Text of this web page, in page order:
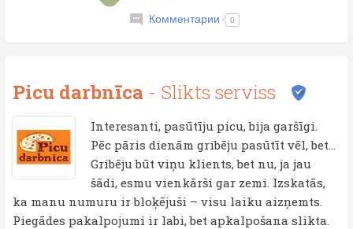
Комментарии 0
Picu darbnīca - Slikts serviss
Interesanti, pasūtīju picu, bija garšīgi.
Pēc pāris dienām gribēju pasūtīt vēl, bet...
Gribēju būt viņu klients, bet nu, ja jau
šādi, esmu vienkārši gar zemi. Izskatās,
ka manu numuru ir bloķējuši – visu laiku aizņemts.
Piegādes pakalpojumi ir labi, bet apkalpošana slikta.